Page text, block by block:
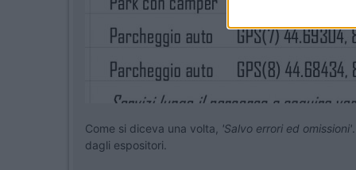
Come si diceva una volta, 'Salvo errori ed omissioni'
dagli espositori.